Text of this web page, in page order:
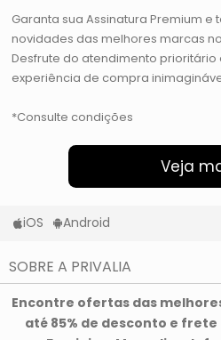
Garanta sua Assinatura Premium
novidades das melhores marcas
Desfrute do atendimento
experiência de compra
*Consulte condições
Veja
iOS Android
SOBRE A PRIVALIA
Privacidade e Cookies
Encontre ofertas das
até 85% de desconto e